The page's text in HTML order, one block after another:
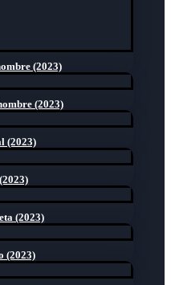
(2023)
(2023)
(2023)
(2023)
(2023)